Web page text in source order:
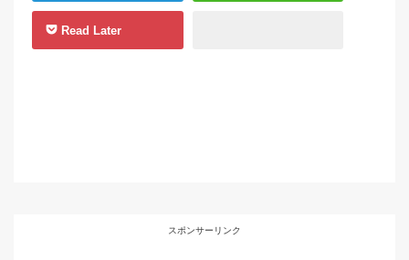
Read Later
スポンサーリンク